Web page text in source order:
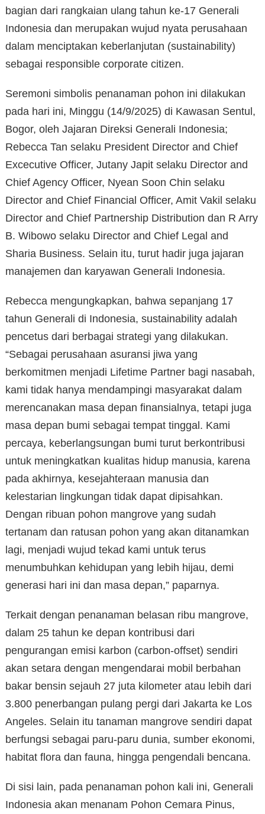
bagian dari rangkaian ulang tahun ke-17 Generali
Indonesia dan merupakan wujud nyata perusahaan
dalam menciptakan keberlanjutan (sustainability)
sebagai responsible corporate citizen.
Seremoni simbolis penanaman pohon ini dilakukan
pada hari ini, Minggu (14/9/2025) di Kawasan Sentul,
Bogor, oleh Jajaran Direksi Generali Indonesia;
Rebecca Tan selaku President Director and Chief
Excecutive Officer, Jutany Japit selaku Director and
Chief Agency Officer, Nyean Soon Chin selaku
Director and Chief Financial Officer, Amit Vakil selaku
Director and Chief Partnership Distribution dan R Arry
B. Wibowo selaku Director and Chief Legal and
Sharia Business. Selain itu, turut hadir juga jajaran
manajemen dan karyawan Generali Indonesia.
Rebecca mengungkapkan, bahwa sepanjang 17
tahun Generali di Indonesia, sustainability adalah
pencetus dari berbagai strategi yang dilakukan.
“Sebagai perusahaan asuransi jiwa yang
berkomitmen menjadi Lifetime Partner bagi nasabah,
kami tidak hanya mendampingi masyarakat dalam
merencanakan masa depan finansialnya, tetapi juga
masa depan bumi sebagai tempat tinggal. Kami
percaya, keberlangsungan bumi turut berkontribusi
untuk meningkatkan kualitas hidup manusia, karena
pada akhirnya, kesejahteraan manusia dan
kelestarian lingkungan tidak dapat dipisahkan.
Dengan ribuan pohon mangrove yang sudah
tertanam dan ratusan pohon yang akan ditanamkan
lagi, menjadi wujud tekad kami untuk terus
menumbuhkan kehidupan yang lebih hijau, demi
generasi hari ini dan masa depan,” paparnya.
Terkait dengan penanaman belasan ribu mangrove,
dalam 25 tahun ke depan kontribusi dari
pengurangan emisi karbon (carbon-offset) sendiri
akan setara dengan mengendarai mobil berbahan
bakar bensin sejauh 27 juta kilometer atau lebih dari
3.800 penerbangan pulang pergi dari Jakarta ke Los
Angeles. Selain itu tanaman mangrove sendiri dapat
berfungsi sebagai paru-paru dunia, sumber ekonomi,
habitat flora dan fauna, hingga pengendali bencana.
Di sisi lain, pada penanaman pohon kali ini, Generali
Indonesia akan menanam Pohon Cemara Pinus,